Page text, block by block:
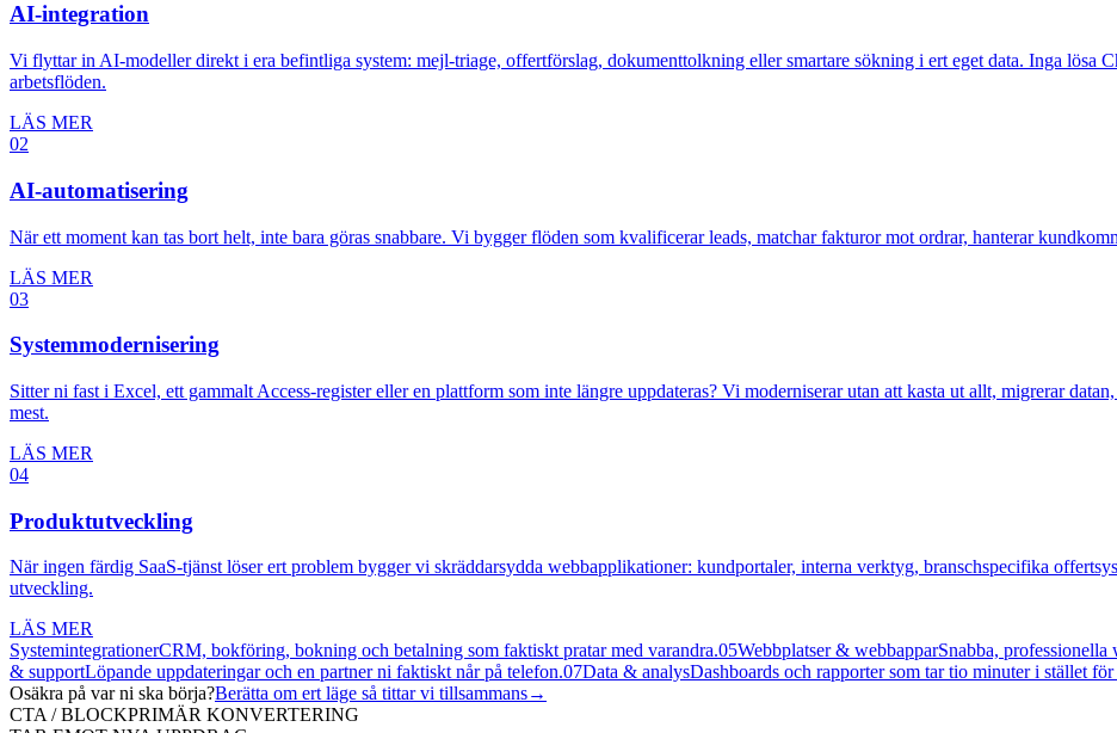
AI-integration
Vi flyttar in AI-modeller direkt i era befintliga system: mejl-triage, offertförslag, dokumenttolkning eller smartare sökning i ert eget data. Inga lösa
arbetsflöden.
LÄS MER
02
AI-automatisering
När ett moment kan tas bort helt, inte bara göras snabbare. Vi bygger flöden som kvalificerar leads, matchar fakturor mot ordrar, hanterar
LÄS MER
03
Systemmodernisering
Sitter ni fast i Excel, ett gammalt Access-register eller en plattform som inte längre uppdateras? Vi moderniserar utan att kasta ut allt, migrerar
mest.
LÄS MER
04
Produktutveckling
När ingen färdig SaaS-tjänst löser ert problem bygger vi skräddarsydda webbapplikationer: kundportaler, interna verktyg, branschspecifika
utveckling.
LÄS MER
SystemintegrationerCRM, bokföring, bokning och betalning som faktiskt pratar med varandra.05Webbplatser & webbapparSnabba, professionella
& supportLöpande uppdateringar och en partner ni faktiskt når på telefon.07Data & analysDashboards och rapporter som tar tio minuter i stället för
Osäkra på var ni ska börja?Berätta om ert läge så tittar vi tillsammans→
CTA / BLOCKPRIMÄR KONVERTERING